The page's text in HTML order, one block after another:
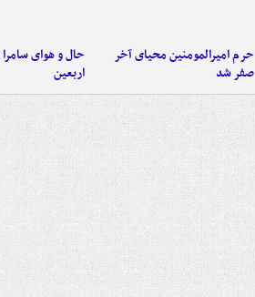
حرم امیرالمومنین محیای آخر
صفر شد
حال و هوای سامرا
اربعین